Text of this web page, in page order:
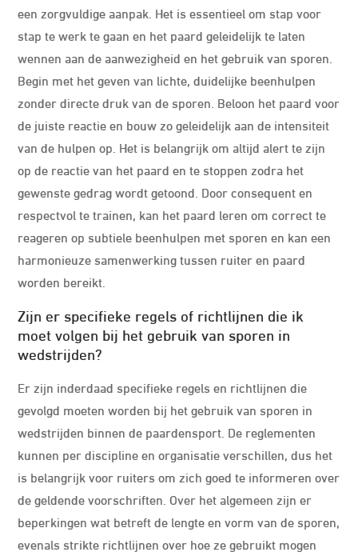
een zorgvuldige aanpak. Het is essentieel om stap voor
stap te werk te gaan en het paard geleidelijk te laten
wennen aan de aanwezigheid en het gebruik van sporen.
Begin met het geven van lichte, duidelijke beenhulpen
zonder directe druk van de sporen. Beloon het paard voor
de juiste reactie en bouw zo geleidelijk aan de intensiteit
van de hulpen op. Het is belangrijk om altijd alert te zijn
op de reactie van het paard en te stoppen zodra het
gewenste gedrag wordt getoond. Door consequent en
respectvol te trainen, kan het paard leren om correct te
reageren op subtiele beenhulpen met sporen en kan een
harmonieuze samenwerking tussen ruiter en paard
worden bereikt.
Zijn er specifieke regels of richtlijnen die ik
moet volgen bij het gebruik van sporen in
wedstrijden?
Er zijn inderdaad specifieke regels en richtlijnen die
gevolgd moeten worden bij het gebruik van sporen in
wedstrijden binnen de paardensport. De reglementen
kunnen per discipline en organisatie verschillen, dus het
is belangrijk voor ruiters om zich goed te informeren over
de geldende voorschriften. Over het algemeen zijn er
beperkingen wat betreft de lengte en vorm van de sporen,
evenals strikte richtlijnen over hoe ze gebruikt mogen